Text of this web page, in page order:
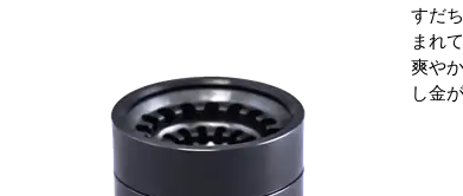
すだ
まれ
爽や
し金